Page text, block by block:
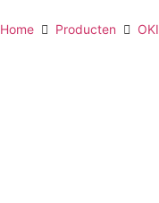
Home Producten OKI